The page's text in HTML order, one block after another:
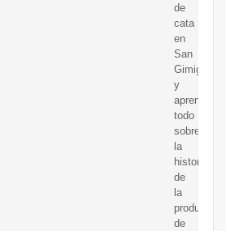
de
cata
en
San
Gimignano
y
aprenda
todo
sobre
la
historia
de
la
producción
de